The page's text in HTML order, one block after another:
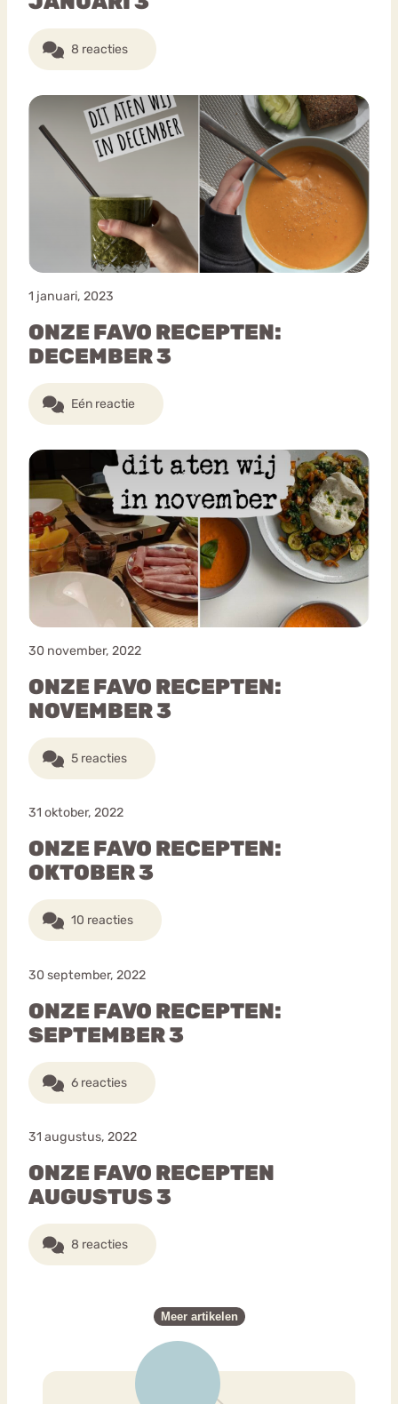
8 reacties
1 januari, 2023
ONZE FAVO RECEPTEN:
DECEMBER 3
Eén reactie
30 november, 2022
ONZE FAVO RECEPTEN:
NOVEMBER 3
5 reacties
31 oktober, 2022
ONZE FAVO RECEPTEN:
OKTOBER 3
10 reacties
30 september, 2022
ONZE FAVO RECEPTEN:
SEPTEMBER 3
6 reacties
31 augustus, 2022
ONZE FAVO RECEPTEN
AUGUSTUS 3
8 reacties
Meer artikelen